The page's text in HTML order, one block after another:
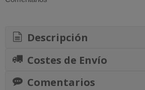
Descripción
Costes de Envío
Comentarios